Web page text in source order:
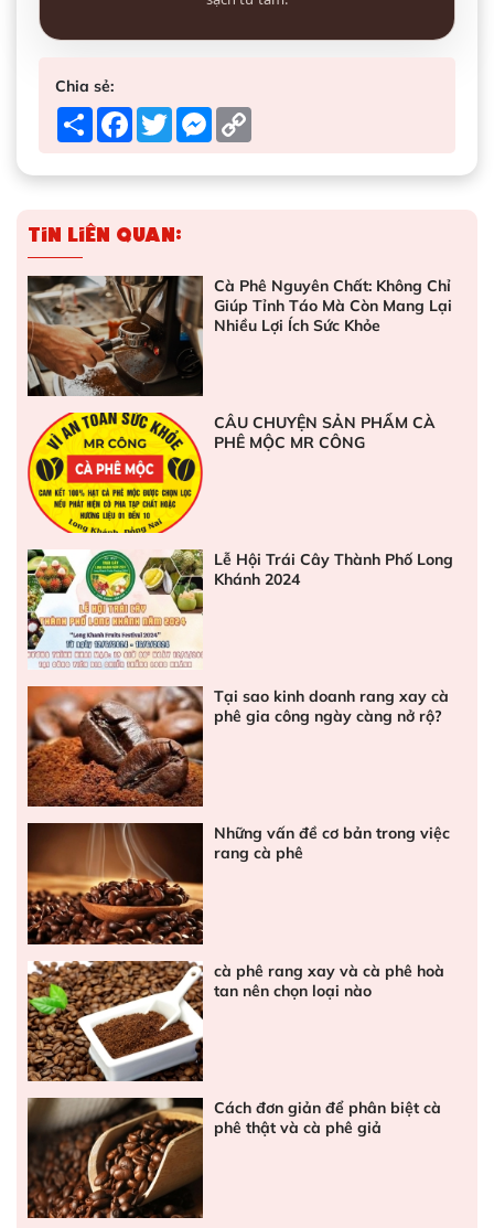
Chia sẻ:
Share Facebook
TwitterMessenger
Tin liên quan:
Cà Phê Nguyên Chất: Không Chỉ
Giúp Tỉnh Táo Mà Còn Mang Lại
Nhiều Lợi Ích Sức Khỏe
CÂU CHUYỆN SẢN PHẨM CÀ
PHÊ MỘC MR CÔNG
Lễ Hội Trái Cây Thành Phố Long
Khánh 2024
Tại sao kinh doanh rang xay cà
phê gia công ngày càng nở rộ?
Những vấn đề cơ bản trong việc
rang cà phê
cà phê rang xay và cà phê hoà
tan nên chọn loại nào
Cách đơn giản để phân biệt cà
phê thật và cà phê giả